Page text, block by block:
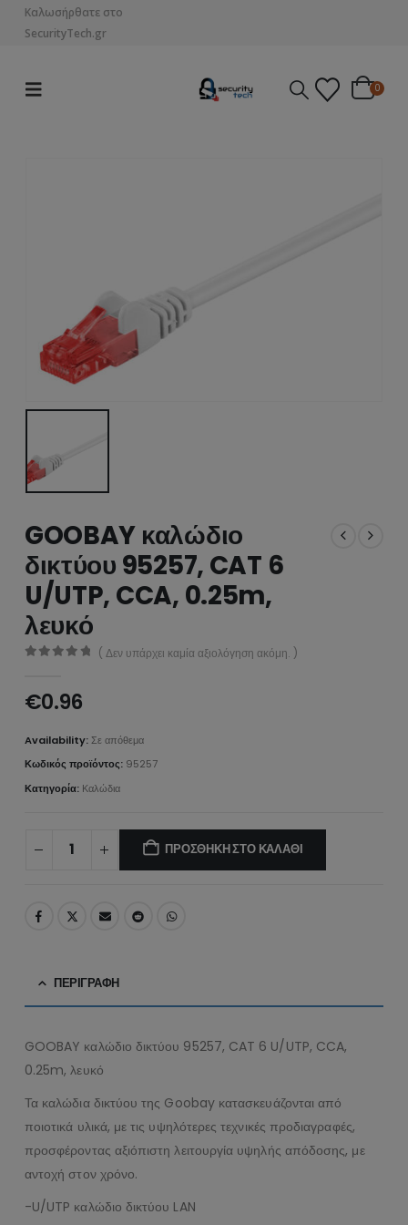
Καλωσήρθατε στο
SecurityTech.gr
0
GOOBAY καλώδιο
δικτύου 95257, CAT 6
U/UTP, CCA, 0.25m,
λευκό
( Δεν υπάρχει καμία αξιολόγηση ακόμη. )
€0.96
Availability:Σε απόθεμα
Κωδικός προϊόντος: 95257
Κατηγορία: Καλώδια
ΠΡΟΣΘΉΚΗ ΣΤΟ ΚΑΛΆΘΙ
ΠΕΡΙΓΡΑΦΉ
GOOBAY καλώδιο δικτύου 95257, CAT 6 U/UTP, CCA,
0.25m, λευκό
Τα καλώδια δικτύου της Goobay κατασκευάζονται από
ποιοτικά υλικά, με τις υψηλότερες τεχνικές προδιαγραφές,
προσφέροντας αξιόπιστη λειτουργία υψηλής απόδοσης, με
αντοχή στον χρόνο.
-U/UTP καλώδιο δικτύου LAN